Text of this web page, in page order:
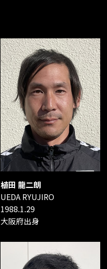
植田 龍二朗
UEDA RYUJIRO
1988.1.29
大阪府出身